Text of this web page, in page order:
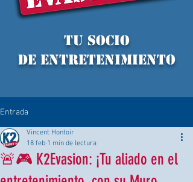
TU socio
de ENTRETENIMIENTO
Entrada
🚨🎮 K2Evasion: ¡Tu aliado en el
Vincent Hontoir
18 feb 1 min de lectura